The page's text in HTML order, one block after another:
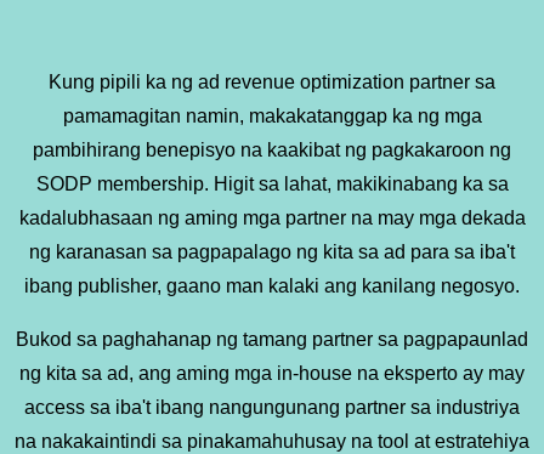
Kung pipili ka ng ad revenue optimization partner sa
pamamagitan namin, makakatanggap ka ng mga
pambihirang benepisyo na kaakibat ng pagkakaroon ng
SODP membership. Higit sa lahat, makikinabang ka sa
kadalubhasaan ng aming mga partner na may mga dekada
ng karanasan sa pagpapalago ng kita sa ad para sa iba't
ibang publisher, gaano man kalaki ang kanilang negosyo.
Bukod sa paghahanap ng tamang partner sa pagpapaunlad
ng kita sa ad, ang aming mga in-house na eksperto ay may
access sa iba't ibang nangungunang partner sa industriya
na nakakaintindi sa pinakamahuhusay na tool at estratehiya